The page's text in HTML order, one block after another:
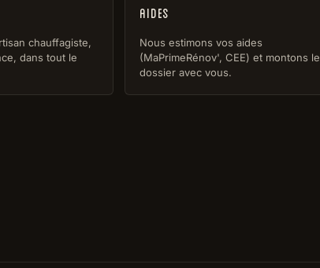
chauffagiste,
dans tout le
Aides
Nous estimons vos aides
(MaPrimeRénov', CEE) et montons le
dossier avec vous.